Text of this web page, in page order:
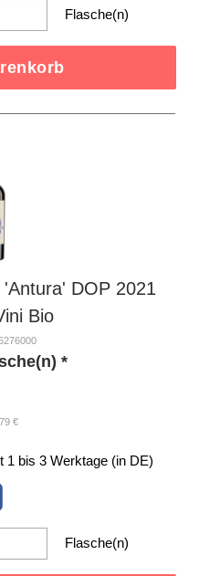
Flasche(n)
DOP 2021
Bio
*
€
1 bis 3 Werktage (in DE)
Flasche(n)